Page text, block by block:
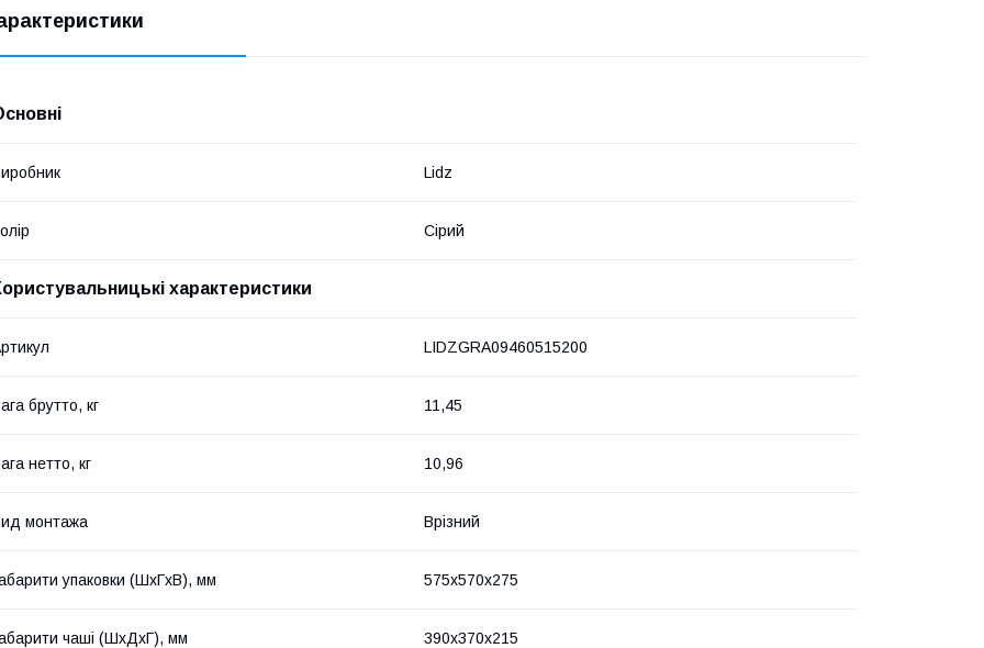
Lidz
Сірий
характеристики
LIDZGRA09460515200
брутто, кг 11,45
нетто, кг 10,96
монтажа Врізний
упаковки (ШхГхВ), мм 575х570х275
чаші (ШхДхГ), мм 390х370х215